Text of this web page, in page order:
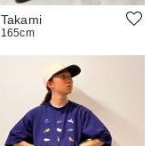
Takami
165cm